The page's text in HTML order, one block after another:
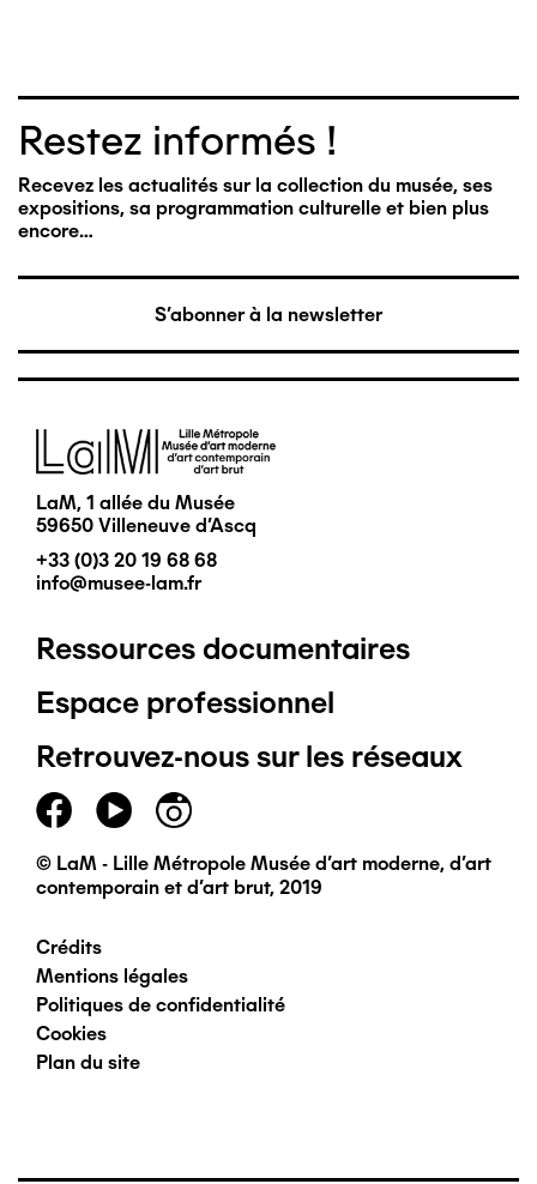
Restez informés !
Recevez les actualités sur la collection du musée, ses
expositions, sa programmation culturelle et bien plus
encore…
S'abonner à la newsletter
Image
LaM, 1 allée du Musée
59650 Villeneuve d'Ascq
+33 (0)3 20 19 68 68
info@musee-lam.fr
Pied
de
page
principal
Ressources documentaires
Espace professionnel
Retrouvez-nous sur les réseaux
© LaM - Lille Métropole Musée d'art moderne, d'art
contemporain et d'art brut, 2019
Pied
de
page
Crédits
Mentions légales
Politiques de confidentialité
Cookies
Plan du site